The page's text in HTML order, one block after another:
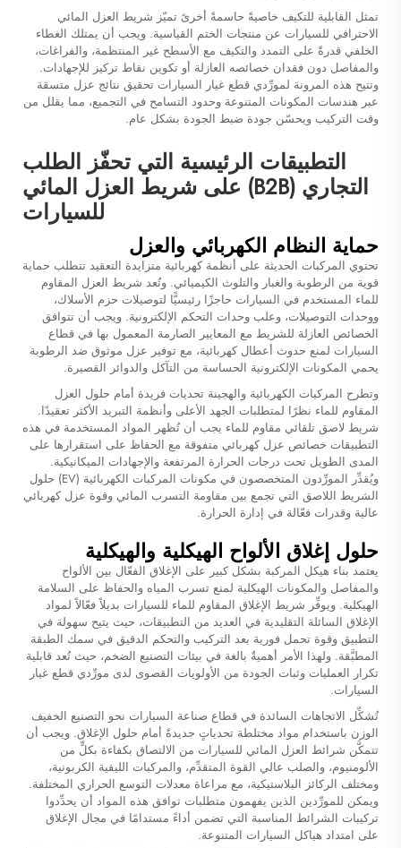
تمثل القابلية للتكيف خاصيةً حاسمةً أخرىً تميّز شريط العزل المائي
الاحترافي للسيارات عن منتجات الختم القياسية. ويجب أن يمتلك الغطاء
الخلفي قدرةً على التمدد والتكيف مع الأسطح غير المنتظمة، والفراغات،
والمفاصل دون فقدان خصائصه العازلة أو تكوين نقاط تركيز للإجهادات.
وتتيح هذه المرونة لمورِّدي قطع غيار السيارات تحقيق نتائج عزل متسقة
عبر هندسات المكونات المتنوعة وحدود التسامح في التجميع، مما يقلل من
وقت التركيب ويحسّن جودة ضبط الجودة بشكل عام.
التطبيقات الرئيسية التي تحفّز الطلب
التجاري (B2B) على شريط العزل المائي
للسيارات
حماية النظام الكهربائي والعزل
تحتوي المركبات الحديثة على أنظمة كهربائية متزايدة التعقيد تتطلب حماية
قوية من الرطوبة والغبار والتلوث الكيميائي. وتُعد شريط العزل المقاوم
للماء المستخدم في السيارات حاجزًا رئيسيًّا لتوصيلات حزم الأسلاك،
ووحدات التوصيلات، وعلب وحدات التحكم الإلكترونية. ويجب أن تتوافق
الخصائص العازلة للشريط مع المعايير الصارمة المعمول بها في قطاع
السيارات لمنع حدوث أعطال كهربائية، مع توفير عزل موثوق ضد الرطوبة
يحمي المكونات الإلكترونية الحساسة من التآكل والدوائر القصيرة.
وتطرح المركبات الكهربائية والهجينة تحديات فريدة أمام حلول العزل
المقاوم للماء نظرًا لمتطلبات الجهد الأعلى وأنظمة التبريد الأكثر تعقيدًا.
شريط لاصق تلقائي مقاوم للماء يجب أن تُظهر المواد المستخدمة في هذه
التطبيقات خصائص عزل كهربائي متفوقة مع الحفاظ على استقرارها على
المدى الطويل تحت درجات الحرارة المرتفعة والإجهادات الميكانيكية.
ويُقدِّر المورِّدون المتخصصون في مكونات المركبات الكهربائية (EV) حلول
الشريط اللاصق التي تجمع بين مقاومة التسرب المائي وقوة عزل كهربائي
عالية وقدرات فعّالة في إدارة الحرارة.
حلول إغلاق الألواح الهيكلية والهيكلية
يعتمد بناء هيكل المركبة بشكل كبير على الإغلاق الفعّال بين الألواح
والمفاصل والمكونات الهيكلية لمنع تسرب المياه والحفاظ على السلامة
الهيكلية. ويوفِّر شريط الإغلاق المقاوم للماء للسيارات بديلاً فعّالاً لمواد
الإغلاق السائلة التقليدية في العديد من التطبيقات، حيث يتيح سهولة في
التطبيق وقوة تحمل فورية بعد التركيب والتحكم الدقيق في سمك الطبقة
المطبَّقة. ولهذا الأمر أهميةٌ بالغة في بيئات التصنيع الضخم، حيث تُعد قابلية
تكرار العمليات وثبات الجودة من الأولويات القصوى لدى مورِّدي قطع غيار
السيارات.
تُشكِّل الاتجاهات السائدة في قطاع صناعة السيارات نحو التصنيع الخفيف
الوزن باستخدام مواد مختلطة تحدياتٍ جديدةً أمام حلول الإغلاق. ويجب أن
تتمكَّن شرائط العزل المائي للسيارات من الالتصاق بكفاءة بكلٍّ من
الألومنيوم، والصلب عالي القوة المتقدِّم، والمركبات الليفية الكربونية،
ومختلف الركائز البلاستيكية، مع مراعاة معدلات التوسع الحراري المختلفة.
ويمكن للمورِّدين الذين يفهمون متطلبات توافق هذه المواد أن يحدِّدوا
تركيبات الشرائط المناسبة التي تضمن أداءً مستدامًا في مجال الإغلاق
على امتداد هياكل السيارات المتنوعة.